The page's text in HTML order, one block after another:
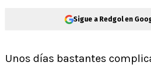
Sigue a Redgol en
Unos días bastantes